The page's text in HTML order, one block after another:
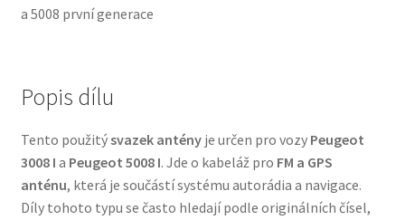
a 5008 první generace
Popis dílu
Tento použitýsvazek antényje určen pro vozy Peugeot
3008 I a Peugeot 5008 I. Jde o kabeláž pro FM a GPS
anténu, která je součástí systému autorádia a navigace.
Díly tohoto typu se často hledají podle originálních čísel,